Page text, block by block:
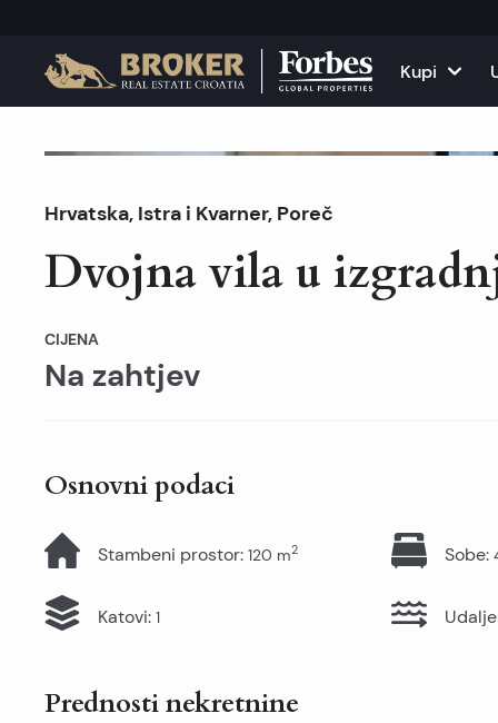
Kupi
Kuće i vile
Apartmani
Zemljišta
Sve
Kuće i
Hrvatska, Istra i Kvarner, Poreč
Dvojna vila u
CIJENA
Na zahtjev
Osnovni podaci
Stambeni prostor: 120 m2 Sobe:
Katovi: 1
Prednosti nekretnine